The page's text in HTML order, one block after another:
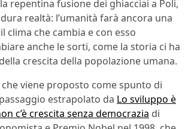
repentina fusione dei ghiacciai a Poli,
realtà: l’umanità farà ancora una
clima che cambia e con esso
anche le sorti, come la storia ci ha
crescita della popolazione umana.
viene proposto come spunto di
estrapolato da Lo sviluppo è
c’è crescita senza democrazia di